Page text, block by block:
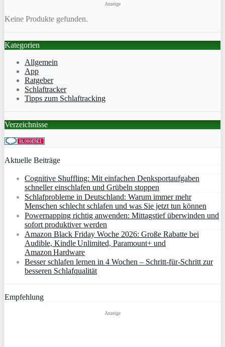
Anzeige
Keine Produkte gefunden.
Kategorien
Allgemein
App
Ratgeber
Schlaftracker
Tipps zum Schlaftracking
Verzeichnisse
Aktuelle Beiträge
Cognitive Shuffling: Mit einfachen Denksportaufgaben
schneller einschlafen und Grübeln stoppen
Schlafprobleme in Deutschland: Warum immer mehr
Menschen schlecht schlafen und was Sie jetzt tun können
Powernapping richtig anwenden: Mittagstief überwinden und
sofort produktiver werden
Amazon Black Friday Woche 2026: Große Rabatte bei
Audible, Kindle Unlimited, Paramount+ und
Amazon Hardware
Besser schlafen lernen in 4 Wochen – Schritt‑für‑Schritt zur
besseren Schlafqualität
Empfehlung
Anzeige